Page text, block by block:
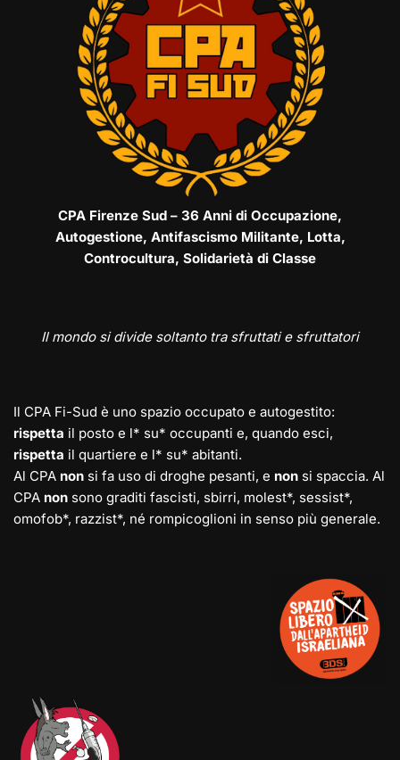
CPA Firenze Sud – 36 Anni di Occupazione,
Autogestione, Antifascismo Militante, Lotta,
Controcultura, Solidarietà di Classe
Il mondo si divide soltanto tra sfruttati e sfruttatori
Il CPA Fi-Sud è uno spazio occupato e autogestito:
rispetta il posto e l* su* occupanti e, quando esci,
rispetta il quartiere e l* su* abitanti.
Al CPA non si fa uso di droghe pesanti, e non si spaccia. Al
CPA non sono graditi fascisti, sbirri, molest*, sessist*,
omofob*, razzist*, né rompicoglioni in senso più generale.